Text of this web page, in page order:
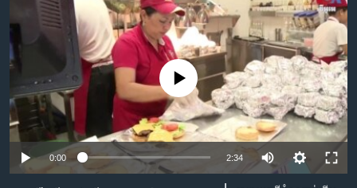
ចូល​
ទៅ​
ទំព័រ​
រចនា
សម្ព័ន្ធ​
រំលង​
និង​
ទូរទស្សន៍ / វីដេអូ​
វិទ្យុ / ផតខាសថ៍
កម្មវិធីទាំងអស់
Khmer English
បណ្តាញ​សង្គម
No media source currently available
0:00 2:34